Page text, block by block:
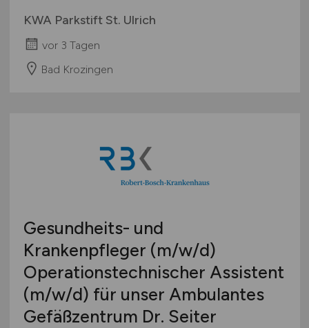
KWA Parkstift St. Ulrich
vor 3 Tagen
Bad Krozingen
Gesundheits- und
Krankenpfleger (m/w/d)
Operationstechnischer Assistent
(m/w/d) für unser Ambulantes
Gefäßzentrum Dr. Seiter